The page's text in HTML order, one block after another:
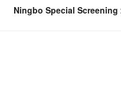
Ningbo Special Screening